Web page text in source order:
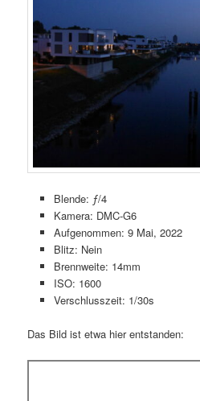
Blende: ƒ/4
Kamera: DMC-G6
Aufgenommen: 9 Mai, 2022
Blitz: Nein
Brennweite: 14mm
ISO: 1600
Verschlusszeit: 1/30s
Das Bild ist etwa hier entstanden: